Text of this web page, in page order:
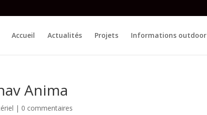
Accueil Actualités Projets Informations outdoor
Anima
| 0 commentaires